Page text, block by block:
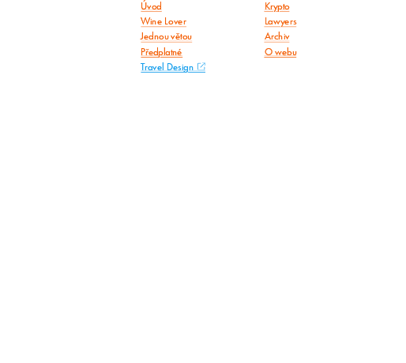
Úvod Krypto
Wine Lover
Lawyers
Jednou větou
Archiv
Předplatné O webu
Travel Design